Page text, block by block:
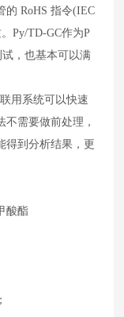
的RoHS指令(IEC
。Py/TD-GC作为P
，也基本可以满
联用系统可以快速
需要做前处理，
得到分析结果，更
酸酯